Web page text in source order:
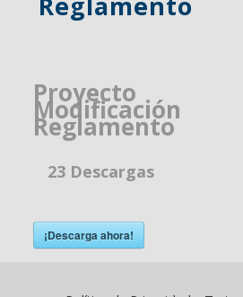
Proyecto
Modificación
Reglamento
23Descargas
¡Descarga ahora!